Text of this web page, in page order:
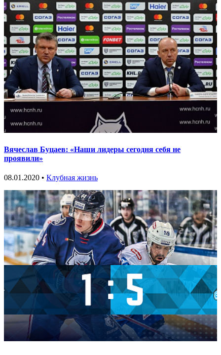
Вячеслав Буцаев: «Наши лидеры сегодня себя не
проявили»
08.01.2020 • Клубная жизнь